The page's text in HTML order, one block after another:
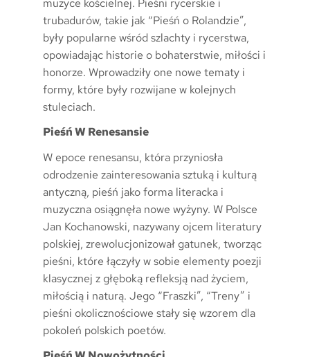
muzyce kościelnej. Pieśni rycerskie i
trubadurów, takie jak “Pieśń o Rolandzie”,
były popularne wśród szlachty i rycerstwa,
opowiadając historie o bohaterstwie, miłości i
honorze. Wprowadziły one nowe tematy i
formy, które były rozwijane w kolejnych
stuleciach.
Pieśń W Renesansie
W epoce renesansu, która przyniosła
odrodzenie zainteresowania sztuką i kulturą
antyczną, pieśń jako forma literacka i
muzyczna osiągnęła nowe wyżyny. W Polsce
Jan Kochanowski, nazywany ojcem literatury
polskiej, zrewolucjonizował gatunek, tworząc
pieśni, które łączyły w sobie elementy poezji
klasycznej z głęboką refleksją nad życiem,
miłością i naturą. Jego “Fraszki”, “Treny” i
pieśni okolicznościowe stały się wzorem dla
pokoleń polskich poetów.